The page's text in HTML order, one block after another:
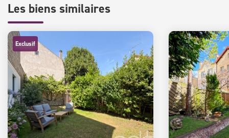
Les biens similaires
Exclusif